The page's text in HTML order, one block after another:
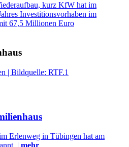
kurz KfW hat im
Investitionsvorhaben im
67,5 Millionen Euro
Erlenweg in Tübingen hat am